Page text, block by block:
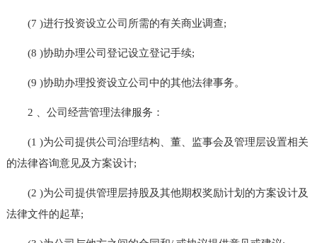
(7 )进行投资设立公司所需的有关商业调查;
(8 )协助办理公司登记设立登记手续;
(9 )协助办理投资设立公司中的其他法律事务。
2 、公司经营管理法律服务：
(1 )为公司提供公司治理结构、董、监事会及管理层设置相关
的法律咨询意见及方案设计;
(2 )为公司提供管理层持股及其他期权奖励计划的方案设计及
法律文件的起草;